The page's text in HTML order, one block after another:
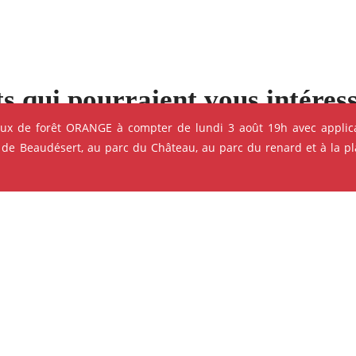
de forêt ORANGE à compter de lundi 3 août 19h avec
Beaudésert, au parc du Château, au parc du renard et à la
qui pourraient vous
événements